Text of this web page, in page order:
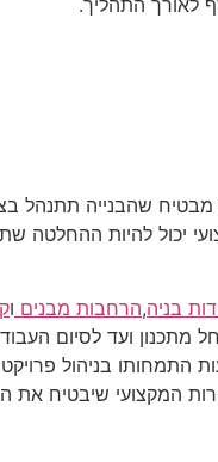
לאורך התהליך.
שהבנייה תתנהל
יכול להיות
בניה,הרחבות מבנים ו
מתכנון ועד לסיום
התמחותו בניהול
המקצועי שיבטיח את